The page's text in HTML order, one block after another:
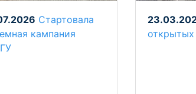
Стартовала
кампания
открытых